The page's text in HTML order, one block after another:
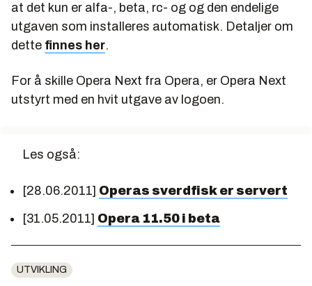
at det kun er alfa-, beta, rc- og og den endelige
utgaven som installeres automatisk. Detaljer om
dette finnes her.
For å skille Opera Next fra Opera, er Opera Next
utstyrt med en hvit utgave av logoen.
Les også:
[28.06.2011] Operas sverdfisk er servert
[31.05.2011] Opera 11.50 i beta
UTVIKLING